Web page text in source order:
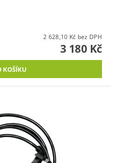
2 628,10 Kč bez DPH
3 180 Kč